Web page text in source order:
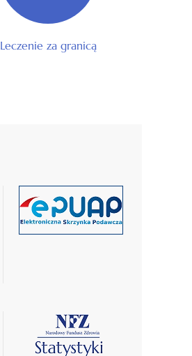
Leczenie za granicą
czytaj
czytaj